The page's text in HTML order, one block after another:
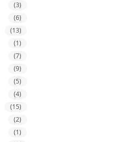
(3)
(6)
(13)
(1)
(7)
(9)
(5)
(4)
(15)
(2)
(1)